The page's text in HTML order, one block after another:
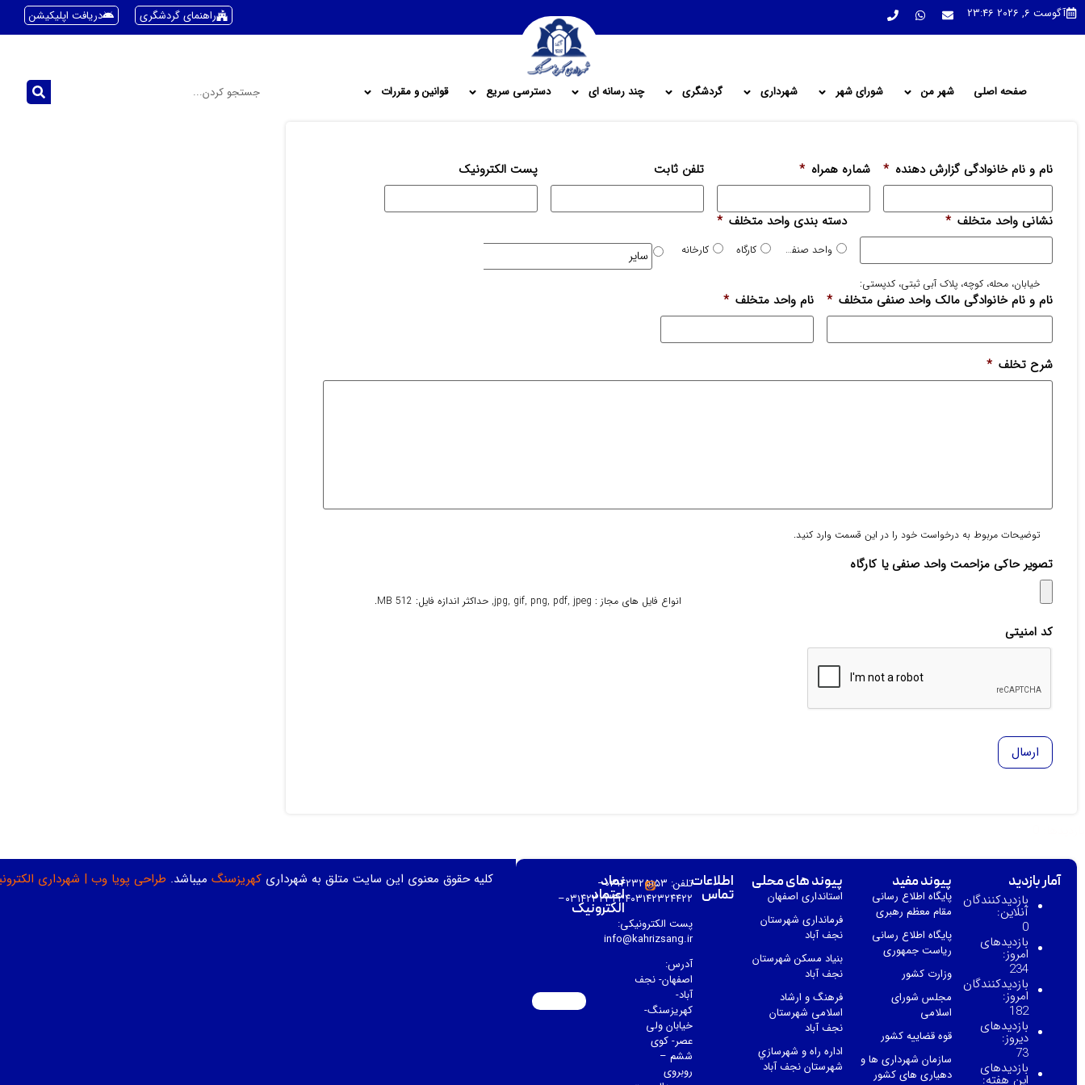
آگوست 6, 2026 23:46 راهنمای گردشگری دریافت اپلیکیشن
صفحه اصلی شهر من شورای شهر شهرداری گردشگری چند رسانه ای دسترسی سریع قوانین و مقررات
نام و نام خانوادگی گزارش دهنده * شماره همراه * تلفن ثابت پست الکترونیک
نشانی واحد متخلف *
خیابان، محله، کوچه، پلاک آبی ثبتی، کدپستی:
دسته بندی واحد متخلف *
واحد صنفی کارگاه کارخانه
نام و نام خانوادگی مالک واحد صنفی متخلف * نام واحد متخلف *
شرح تخلف *
توضیحات مربوط به درخواست خود را در این قسمت وارد کنید.
تصویر حاکی مزاحمت واحد صنفی یا کارگاه
انواع فایل های مجاز : jpg, gif, png, pdf, jpeg, حداکثر اندازه فایل: 512 MB.
کد امنیتی
آمار بازدید
بازدیدکنندگان
آنلاین:
0
بازدیدهای
امروز:
234
بازدیدکنندگان
امروز:
182
بازدیدهای
دیروز:
73
بازدیدهای
این هفته:
پیوند مفید
پایگاه اطلاع رسانی
مقام معظم رهبری
پایگاه اطلاع رسانی
ریاست جمهوری
وزارت کشور
مجلس شورای
اسلامی
قوه قضاییه کشور
سازمان شهرداری ها و
دهیاری های کشور
پیوند های محلی
استانداری اصفهان
فرمانداری شهرستان
نجف آباد
بنیاد مسکن شهرستان
نجف آباد
فرهنگ و ارشاد
اسلامی شهرستان
نجف آباد
اداره راه و شهرسازي
شهرستان نجف آباد
اطلاعات
تماس
تلفن: ۰۳۱۴۲۳۲۵۱۵۳–
۰۳۱۴۲۳۲۳۴۳۴۰۳۱۴۲۳۲۴۴۲۲–
پست الکترونیکی:
info@kahrizsang.ir
آدرس:
اصفهان- نجف
آباد-
کهریزسنگ-
خیابان ولی
عصر- کوی
ششم –
روبروی
نماد
اعتماد
الکترونیک
کلیه حقوق معنوی این سایت متلق به شهرداریکهریزسنگ میباشد. طراحی پویا وب | شهرداری